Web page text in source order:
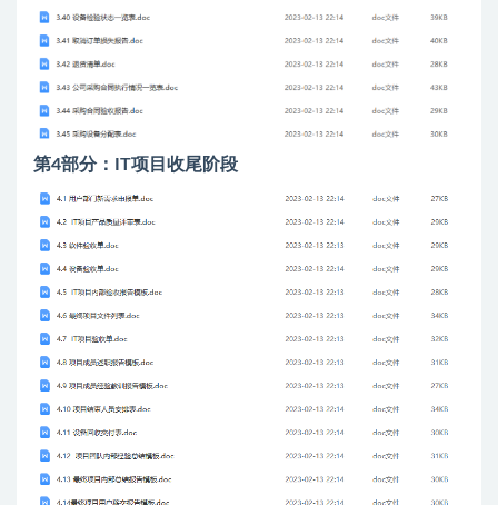
第4部分：IT项目收尾阶段